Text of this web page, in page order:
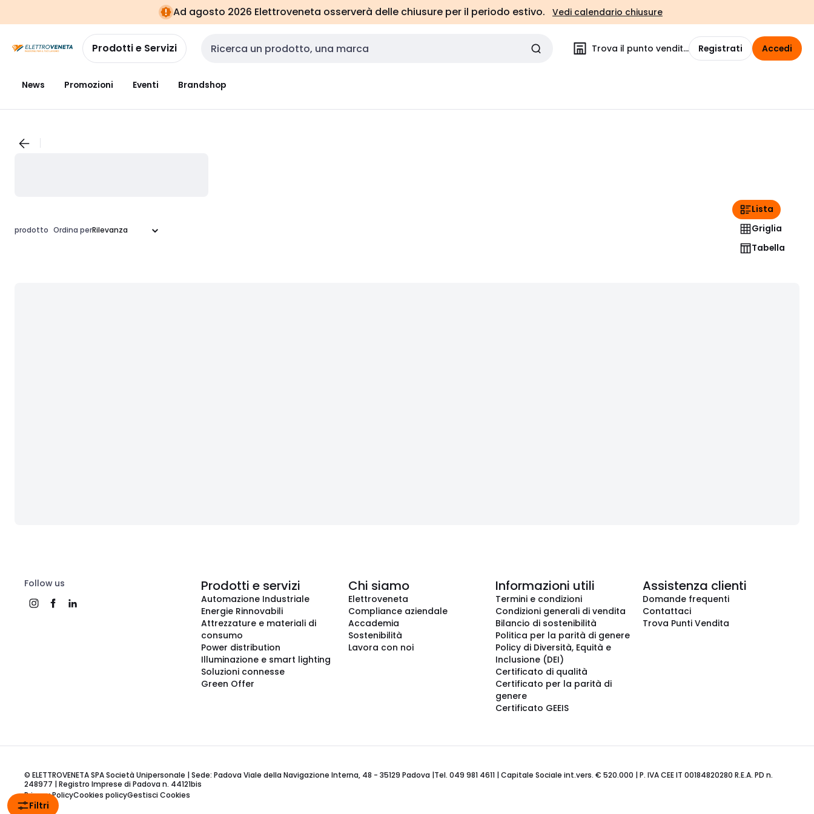
navigazionealla
pagina
Ad agosto 2026 Elettroveneta osserverà delle chiusure per il periodo estivo. Vedi calendario chiusure
Prodotti e Servizi Cerca input Trova il punto vendita Registrati Accedi
News Promozioni Eventi Brandshop
Filtri
prodotto Ordina per
Lista
Griglia
Tabella
Follow us Prodotti e servizi
Automazione Industriale
Energie Rinnovabili
Attrezzature e materiali di
consumo
Power distribution
Illuminazione e smart lighting
Soluzioni connesse
Green Offer
Chi siamo
Elettroveneta
Compliance aziendale
Accademia
Sostenibilità
Lavora con noi
Informazioni utili
Termini e condizioni
Condizioni generali di vendita
Bilancio di sostenibilità
Politica per la parità di genere
Policy di Diversità, Equità e
Inclusione (DEI)
Certificato di qualità
Certificato per la parità di
genere
Certificato GEEIS
Assistenza clienti
Domande frequenti
Contattaci
Trova Punti Vendita
© ELETTROVENETA SPA Società Unipersonale | Sede: Padova Viale della Navigazione Interna, 48 - 35129 Padova |Tel. 049 981 4611 | Capitale Sociale int.vers. € 520.000 | P. IVA CEE IT 00184820280 R.E.A. PD n.
248977 | Registro Imprese di Padova n. 44121bis
Privacy PolicyCookies policyGestisci Cookies